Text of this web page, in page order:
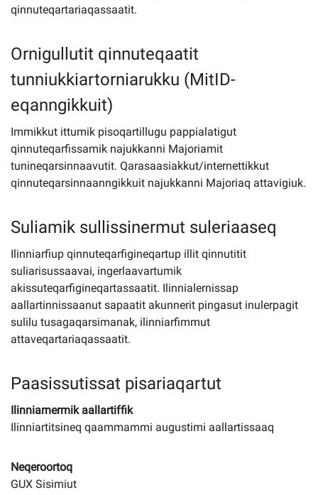
qinnuteqartariaqassaatit.
Ornigullutit qinnuteqaatit
tunniukkiartorniarukku (MitID-
eqanngikkuit)
Immikkut ittumik pisoqartillugu pappialatigut
qinnuteqarfissamik najukkanni Majoriamit
tunineqarsinnaavutit. Qarasaasiakkut/internettikkut
qinnuteqarsinnaanngikkuit najukkanni Majoriaq attavigiuk.
Suliamik sullissinermut suleriaaseq
Ilinniarfiup qinnuteqarfigineqartup illit qinnutitit
suliarisussaavai, ingerlaavartumik
akissuteqarfigineqartassaatit. Ilinnialernissap
aallartinnissaanut sapaatit akunnerit pingasut inulerpagit
sulilu tusagaqarsimanak, ilinniarfimmut
attaveqartariaqassaatit.
Paasissutissat pisariaqartut
Ilinniarnermik aallartiffik
Ilinniartitsineq qaammammi augustimi aallartissaaq
Neqeroortoq
GUX Sisimiut